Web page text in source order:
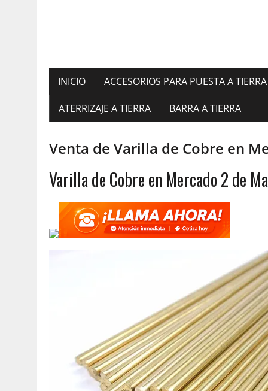
INICIO ACCESORIOS PARA PUESTA A TIERRA
ATERRIZAJE A TIERRA BARRA A TIERRA
Venta de Varilla de Cobre en
Varilla de Cobre en Mercado 2 de